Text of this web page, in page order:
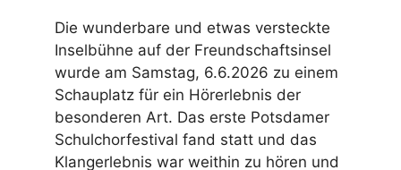
Die wunderbare und etwas versteckte
Inselbühne auf der Freundschaftsinsel
wurde am Samstag, 6.6.2026 zu einem
Schauplatz für ein Hörerlebnis der
besonderen Art. Das erste Potsdamer
Schulchorfestival fand statt und das
Klangerlebnis war weithin zu hören und